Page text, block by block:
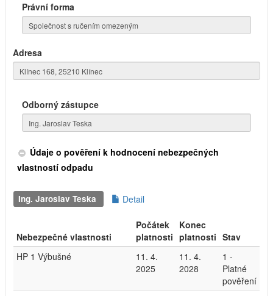
Právní forma
Adresa
Odborný zástupce
Údaje o pověření k hodnocení nebezpečných
vlastností odpadu
Ing. Jaroslav Teska Detail
Nebezpečné vlastnosti
Počátek
platnosti
Konec
platnosti Stav
HP 1 Výbušné
11. 4.
2025
11. 4.
2028
1 -
Platné
pověření